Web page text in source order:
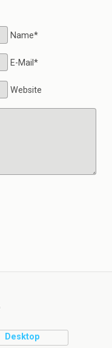
Name*
E-Mail*
Website
Desktop